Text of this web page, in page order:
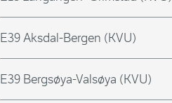
E39 Aksdal-Bergen (KVU)
E39 Bergsøya-Valsøya (KVU)